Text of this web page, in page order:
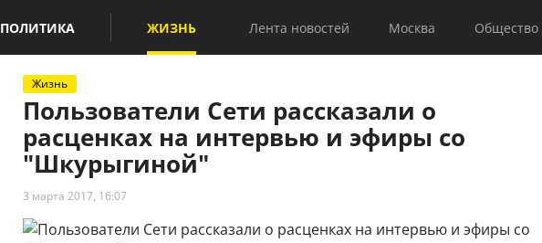
ПОЛИТИКА ЖИЗНЬ Лента новостей Москва Общество
Жизнь
Пользователи Сети рассказали о
расценках на интервью и эфиры со
"Шкурыгиной"
3 марта 2017, 16:07